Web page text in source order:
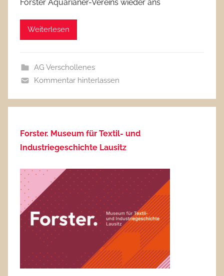
Forster Aquarianer-Vereins wieder ans
Weiterlesen
AG Verschollenes
Kommentar hinterlassen
Forster. Museum für Textil- und
Industriegeschichte Lausitz